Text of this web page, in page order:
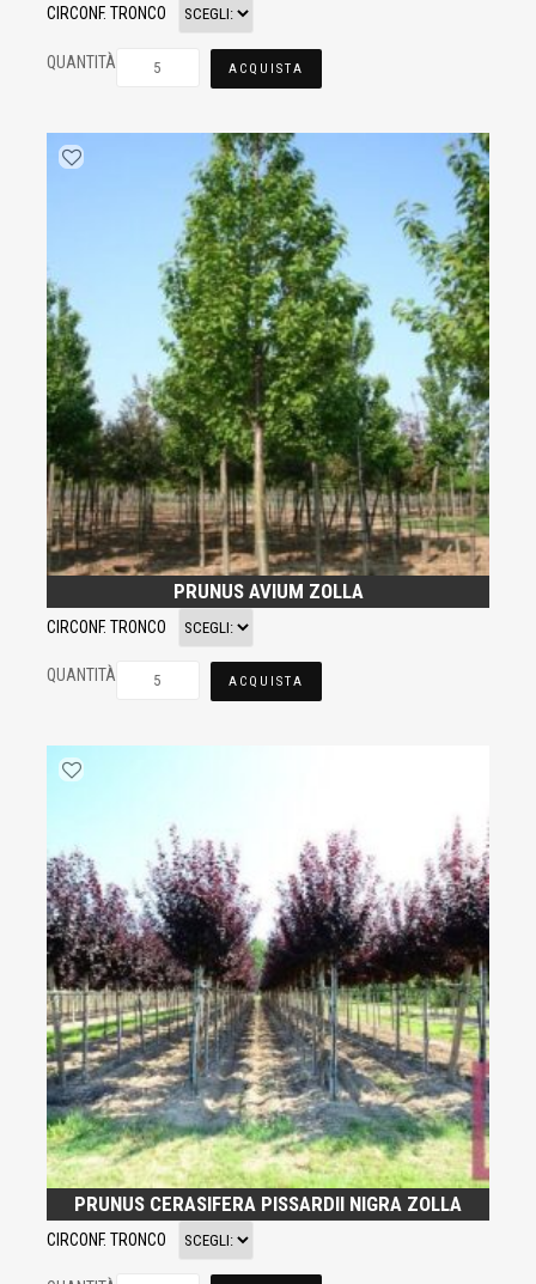
CIRCONF. TRONCO
QUANTITÀ ACQUISTA
PRUNUS AVIUM ZOLLA
CIRCONF. TRONCO
QUANTITÀ ACQUISTA
PRUNUS CERASIFERA PISSARDII NIGRA ZOLLA
CIRCONF. TRONCO